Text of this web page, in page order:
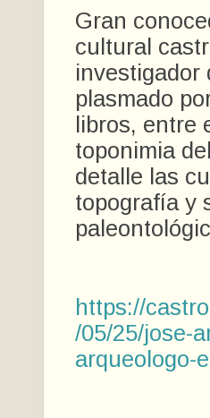
Gran
cultural
investigador
plasmado
libros, entre
toponimia
detalle las
topografía y
https://
/05/25/jose-
arqueologo-